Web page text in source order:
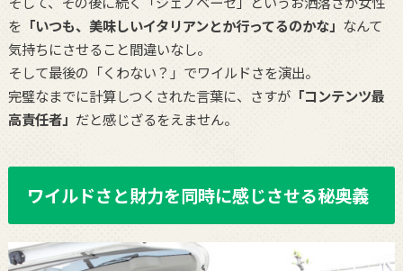
を 「いつも、美味しいイタリアンとか行ってるのかな」 なんて
気持ちにさせること間違いなし。
そして最後の「くわない？」でワイルドさを演出。
完璧なまでに計算しつくされた言葉に、さすが「コンテンツ最
高責任者」 だと感じざるをえません。
ワイルドさと財力を同時に感じさせる秘奥義